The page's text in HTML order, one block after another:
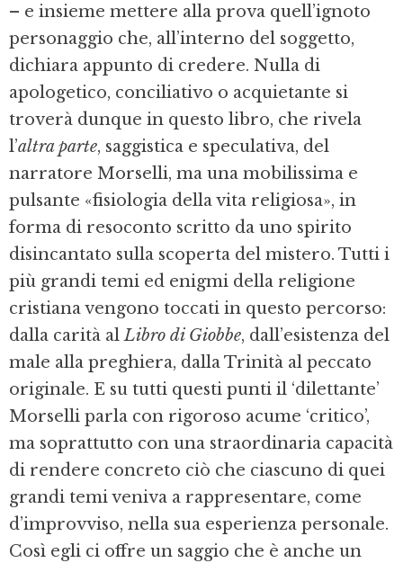
– e insieme mettere alla prova quell’ignoto
personaggio che, all’interno del soggetto,
dichiara appunto di credere. Nulla di
apologetico, conciliativo o acquietante si
troverà dunque in questo libro, che rivela
l’altra parte, saggistica e speculativa, del
narratore Morselli, ma una mobilissima e
pulsante «fisiologia della vita religiosa», in
forma di resoconto scritto da uno spirito
disincantato sulla scoperta del mistero. Tutti i
più grandi temi ed enigmi della religione
cristiana vengono toccati in questo percorso:
dalla carità alLibro di Giobbe, dall’esistenza del
male alla preghiera, dalla Trinità al peccato
originale. E su tutti questi punti il ‘dilettante’
Morselli parla con rigoroso acume ‘critico’,
ma soprattutto con una straordinaria capacità
di rendere concreto ciò che ciascuno di quei
grandi temi veniva a rappresentare, come
d’improvviso, nella sua esperienza personale.
Così egli ci offre un saggio che è anche un